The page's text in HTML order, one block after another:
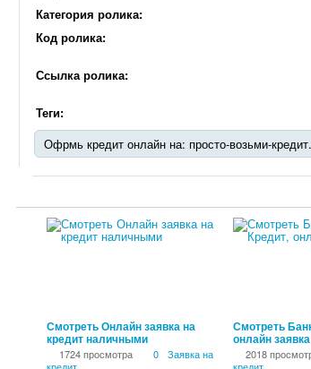
Категория ролика:
Код ролика:
Ссылка ролика:
Теги:
Офрмь кредит онлайн на: просто-возьми-
Смотреть Онлайн заявка на
кредит наличными
1724 просмотра 0
Заявка на
Смотреть
онлайн заявка
2018